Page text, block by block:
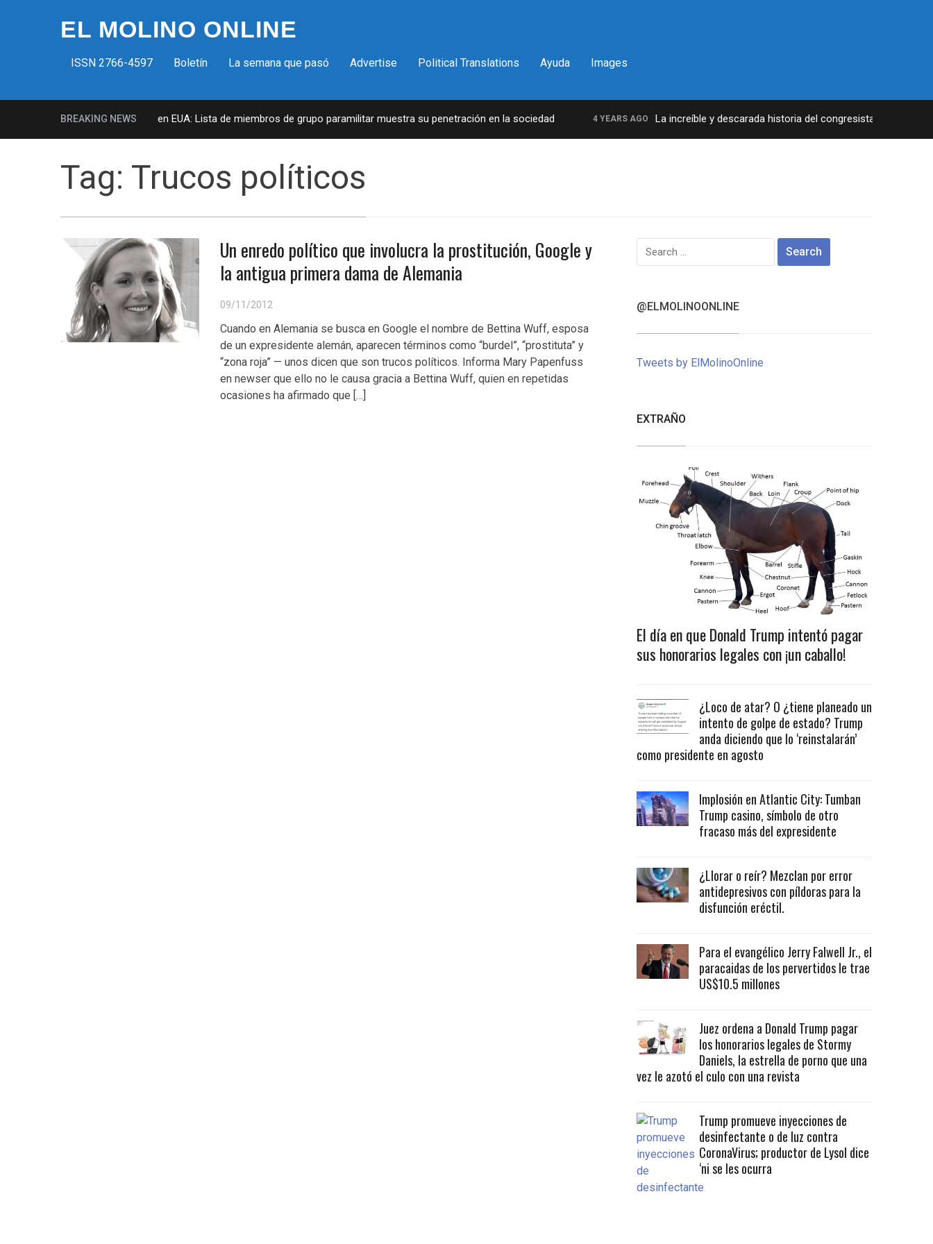
EL MOLINO ONLINE
ISSN 2766-4597 Boletín La semana que pasó Advertise Political Translations Ayuda Images
BREAKING NEWS
Milicias fascistas en EUA: Lista de miembros de grupo paramilitar muestra su penetración en la sociedad 4 YEARS AGO La increíble y descarada historia del congresista por NY George
Tag: Trucos políticos
Un enredo político que involucra la prostitución, Google y
la antigua primera dama de Alemania
09/11/2012
Cuando en Alemania se busca en Google el nombre de Bettina Wuff, esposa
de un expresidente alemán, aparecen términos como “burdel”, “prostituta” y
“zona roja” — unos dicen que son trucos políticos. Informa Mary Papenfuss
en newser que ello no le causa gracia a Bettina Wuff, quien en repetidas
ocasiones ha afirmado que […]
Search
for:
@ELMOLINOONLINE
Tweets by ElMolinoOnline
EXTRAÑO
El día en que Donald Trump intentó pagar
sus honorarios legales con ¡un caballo!
¿Loco de atar? O ¿tiene planeado un
intento de golpe de estado? Trump
anda diciendo que lo ‘reinstalarán’
como presidente en agosto
Implosión en Atlantic City: Tumban
Trump casino, símbolo de otro
fracaso más del expresidente
¿Llorar o reír? Mezclan por error
antidepresivos con píldoras para la
disfunción eréctil.
Para el evangélico Jerry Falwell Jr., el
paracaidas de los pervertidos le trae
US$10.5 millones
Juez ordena a Donald Trump pagar
los honorarios legales de Stormy
Daniels, la estrella de porno que una
vez le azotó el culo con una revista
Trump promueve inyecciones de
desinfectante o de luz contra
CoronaVirus; productor de Lysol dice
‘ni se les ocurra